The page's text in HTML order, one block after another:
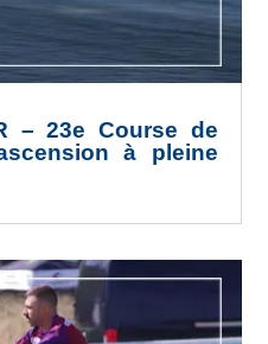
– 23e Course de
à pleine